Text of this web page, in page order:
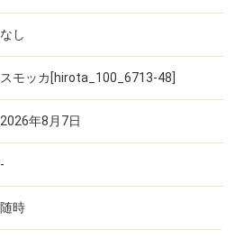
なし
スモッカ[hirota_100_6713-48]
2026年8月7日
-
随時